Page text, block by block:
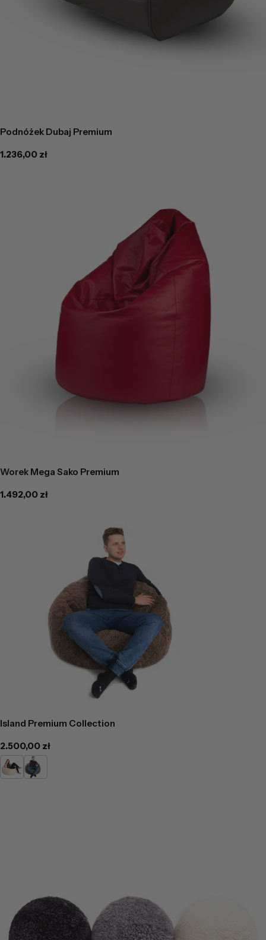
Podnóżek Dubaj Premium
Cena
1.236,00 zł
Worek Mega Sako Premium
Cena
1.492,00 zł
Island Premium Collection
Cena
regularna
2.500,00 zł
Beż
Brąz